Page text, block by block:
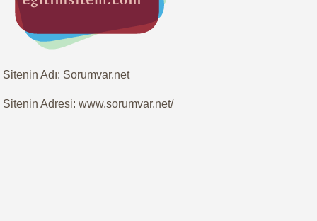
Sitenin Adı: Sorumvar.net
Sitenin Adresi: www.sorumvar.net/